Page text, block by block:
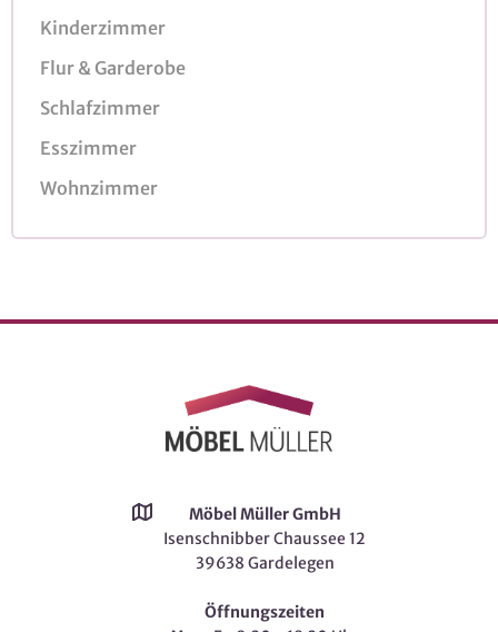
Kinderzimmer
Flur & Garderobe
Schlafzimmer
Esszimmer
Wohnzimmer
Möbel Müller GmbH
Isenschnibber Chaussee 12
39638 Gardelegen
Öffnungszeiten